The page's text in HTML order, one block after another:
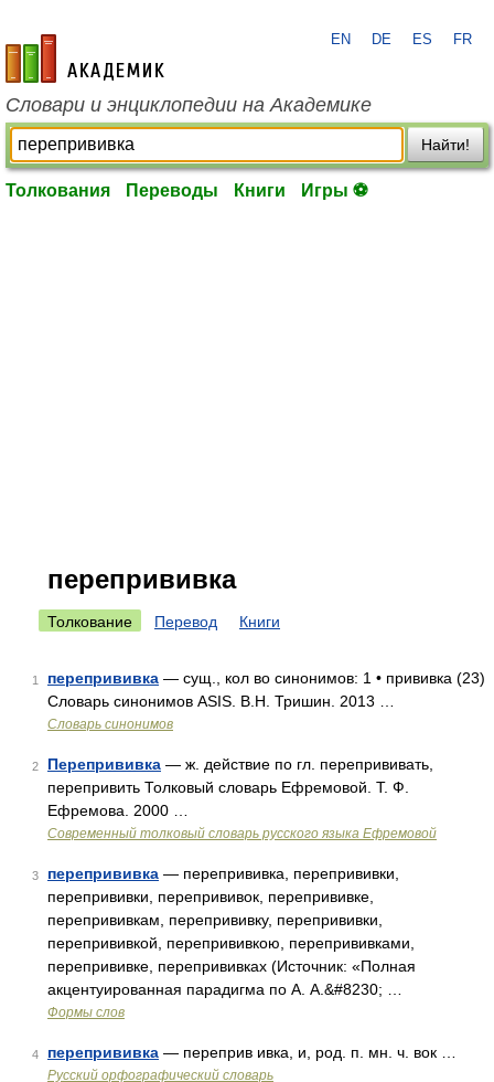
academic.ru
EN DE ES FR
Словари и энциклопедии на Академике
Найти!
Толкования Переводы Книги Игры ⚽
перепрививка
Толкование Перевод Книги
1 перепрививка — сущ., кол во синонимов: 1 • прививка (23)
Словарь синонимов ASIS. В.Н. Тришин. 2013 …
Словарь синонимов
2 Перепрививка — ж. действие по гл. перепрививать,
перепривить Толковый словарь Ефремовой. Т. Ф.
Ефремова. 2000 …
Современный толковый словарь русского языка Ефремовой
3 перепрививка — перепрививка, перепрививки,
перепрививки, перепрививок, перепрививке,
перепрививкам, перепрививку, перепрививки,
перепрививкой, перепрививкою, перепрививками,
перепрививке, перепрививках (Источник: «Полная
акцентуированная парадигма по А. А.&#8230; …
Формы слов
4 перепрививка — переприв ивка, и, род. п. мн. ч. вок …
Русский орфографический словарь